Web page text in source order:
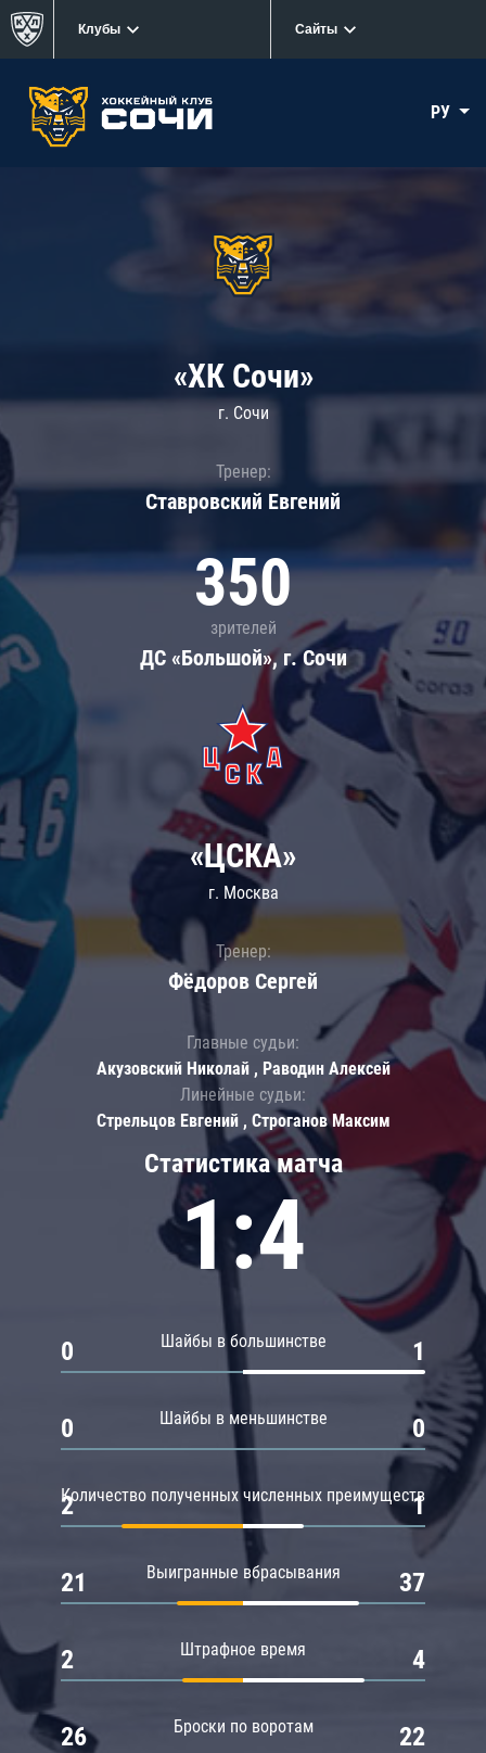
Клубы Сайты
РУ
«ХК Сочи»
г. Сочи
Тренер:
Ставровский Евгений
350
зрителей
ДС «Большой», г. Сочи
Статистика матча
1:4
Шайбы в большинстве
0 1
Шайбы в меньшинстве
0 0
Количество полученных численных преимуществ
2 1
Выигранные вбрасывания
21 37
Штрафное время
2 4
Броски по воротам
26 22
«ЦСКА»
г. Москва
Тренер:
Фёдоров Сергей
Главные судьи:
Акузовский Николай , Раводин Алексей
Линейные судьи:
Стрельцов Евгений , Строганов Максим